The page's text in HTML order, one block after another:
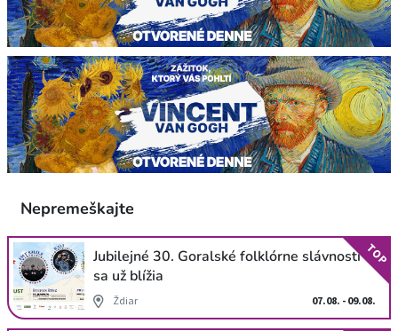
Nepremeškajte
Jubilejné 30. Goralské folklórne slávnosti
sa už blížia
Ždiar 07.08. - 09.08.
TOP